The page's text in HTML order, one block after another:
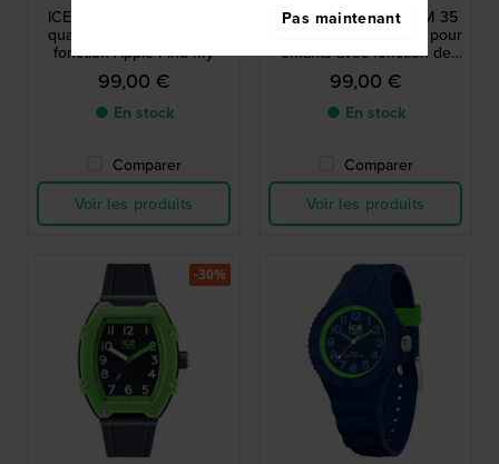
ICE find 34 mm Montre à
quartz pour enfants avec
fonction Apple Find My
99,00 €
● En stock
Comparer
Voir les produits
ICE smart junior 3.0 FM 35
mm Montre connectée pour
enfants avec fonction de
géolocalisation Apple Find
My.
99,00 €
● En stock
Comparer
Voir les produits
-30%
Pas maintenant